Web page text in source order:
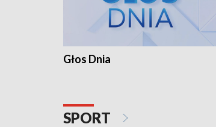
Głos Dnia
SPORT